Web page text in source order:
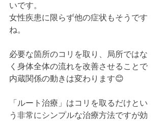
いです。
女性疾患に限らず他の症状もそうです
ね。
必要な箇所のコリを取り、局所ではな
く身体全体の流れを改善させることで
内蔵関係の動きは変わります😊
「ルート治療」はコリを取るだけとい
う非常にシンプルな治療方法ですが効